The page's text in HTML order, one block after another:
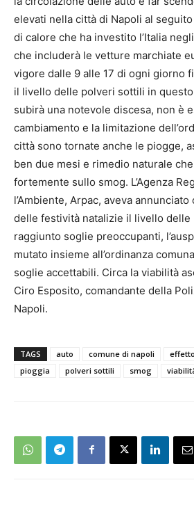
elevati nella città di Napoli al seguito
di calore che ha investito l’Italia
che includerà le vetture marchiate
vigore dalle 9 alle 17 di ogni giorno
il livello delle polveri sottili in
subirà una notevole discesa, non è
cambiamento e la limitazione
città sono tornate anche le piogge,
ben due mesi e rimedio naturale
fortemente sullo smog. L’Agenza
l’Ambiente, Arpac, aveva
delle festività natalizie il livello delle
raggiunto soglie preoccupanti,
mutato insieme all’ordinanza
soglie accettabili. Circa la viabilità
Ciro Esposito, comandante della
Napoli.
TAGS auto comune di napoli
pioggia
polveri sottili smog